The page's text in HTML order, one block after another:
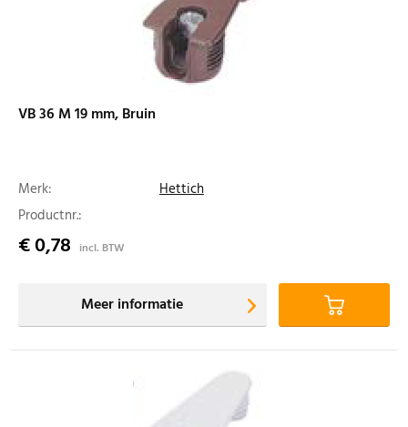
VB 36 M 19 mm, Bruin
Merk:
Hettich
Productnr.:
€ 0,78 incl. BTW
Meer informatie